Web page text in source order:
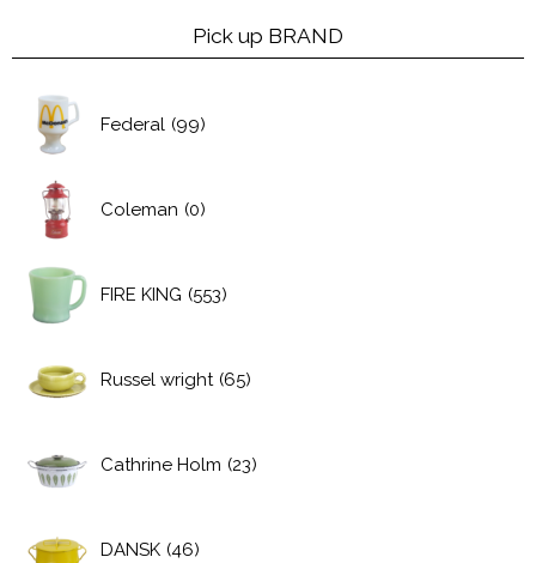
Pick up BRAND
Federal (99)
Coleman (0)
FIRE KING (553)
Russel wright (65)
Cathrine Holm (23)
DANSK (46)